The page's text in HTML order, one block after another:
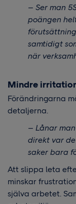
– Ser man
poängen
samtidigt
när
Mindre
Förändringarna
detaljerna.
– Lånar
direkt var
saker bara
Att slippa leta
minskar
själva arbetet.